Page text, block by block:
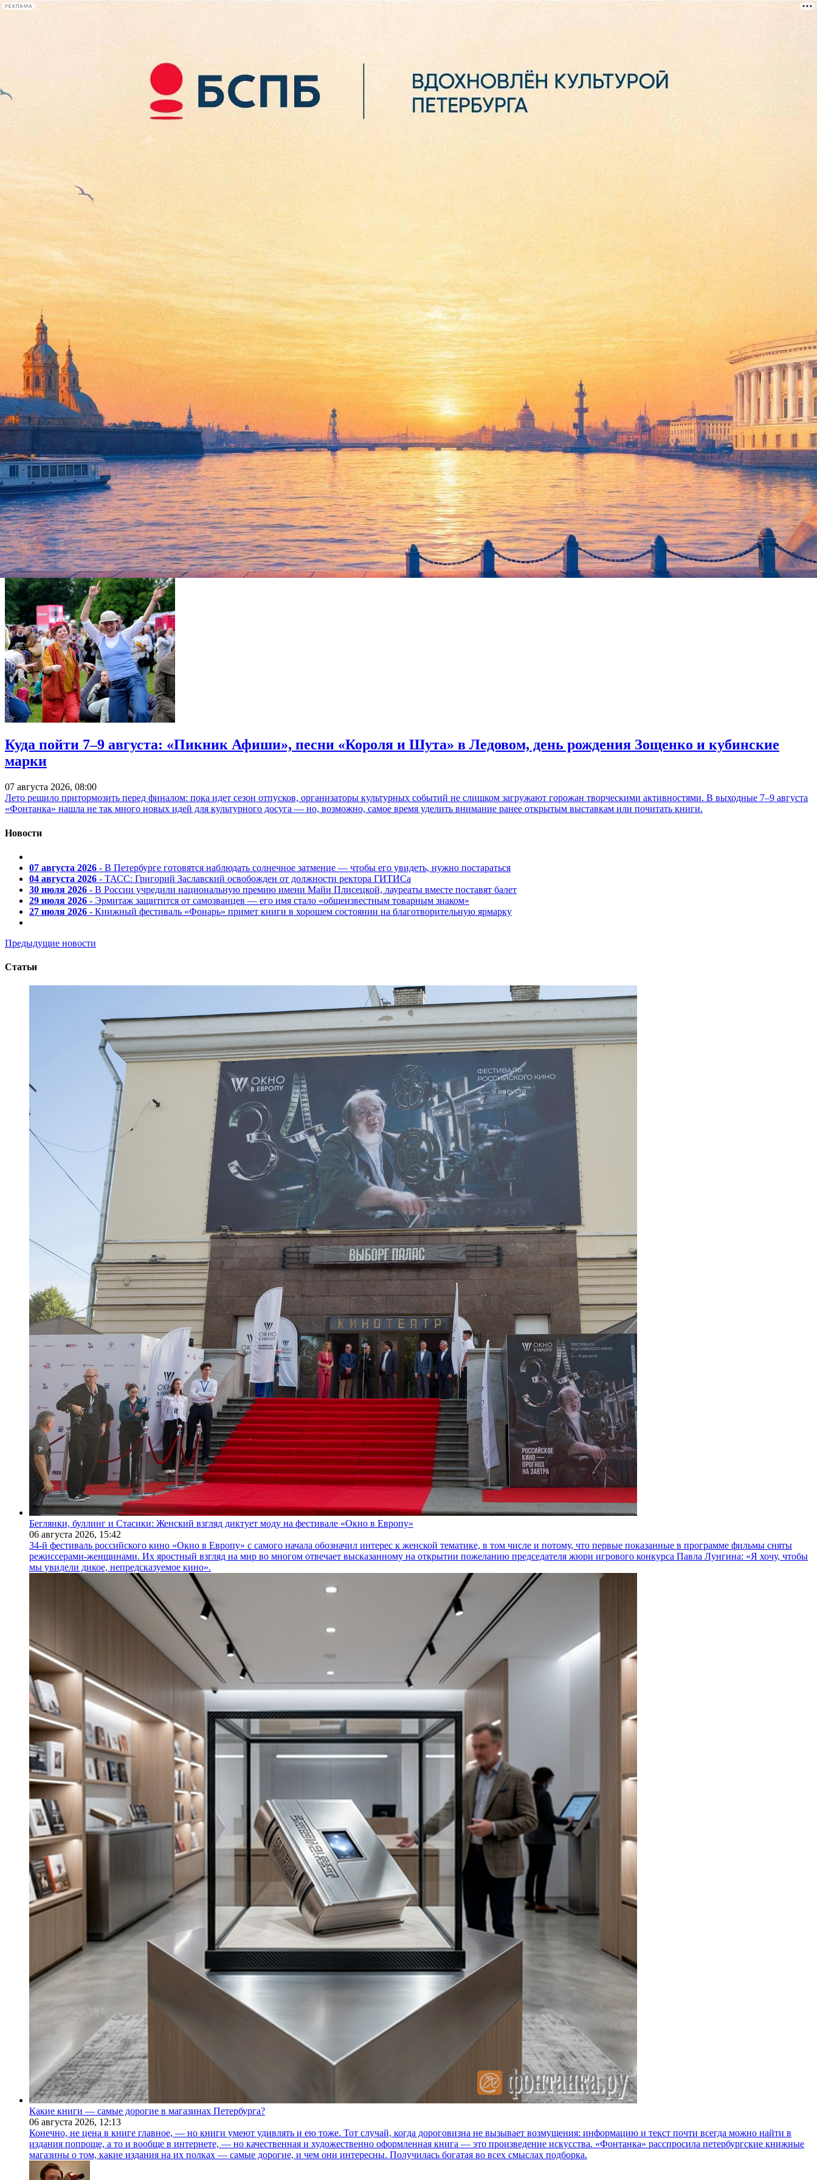
РЕКЛАМА
лекции
книги
Алиса Тима Бертона снимается в хорроре Гильермо дель Торо
08 июня 2013,
Австралийская актриса Миа Васиковска стала претенденткой на главную роль в фильме ужасов Гильермо дель Торо «Багровый пик» («Crimson Peak»), сообщается на сайте The Wrap.
Сейчас с актрисой ведутся переговоры. Если соглашение между сторонами будет достигнуто, Васиковска сыграет писательницу Эдит Кашинг, которая выясняет, что ее муж на самом деле
является не тем, за кого себя выдает. Ранее та же роль предлагалась Эмме Стоун, однако та предпочла «Багровому пику» другие проекты.
В фильме также снимутся Джессика Честейн и Бенедикт Камбербэтч — они исполнят роли сестры и брата главной героини. Кроме того, еще одного ключевого персонажа сыграет Чарли
Ханнэм.
Дель Торо является режиссером, соавтором сценария и одним из продюсеров «Багрового пика». К съемкам фильма кинематографист намеревается приступить в начале 2014 года.
Миа Васиковска получила широкую известность в 2010 году благодаря главной роли в фильме Тима Бертона «Алиса в стране чудес». Она также снималась в лентах «Джейн Эйр»
(подразумевается версия 2011 года), «Детки в порядке», «Таинственный Альберт Ноббс» и «Самый пьяный округ в мире». Недавно Васоковска также исполнила одну из ролей в новой
картине Джима Джармуша «Выживут только любовники» («Only Lovers Left Alive»). Премьера фильма состоялась в мае 2013 года на Каннском кинофестивале, где лента была показана в
рамках основного конкурса.
Источник:Лента.ру
Куда пойти 7–9 августа: «Пикник Афиши», песни «Короля и Шута» в Ледовом, день рождения Зощенко и кубинские
марки
07 августа 2026, 08:00
Лето решило притормозить перед финалом: пока идет сезон отпусков, организаторы культурных событий не слишком загружают горожан творческими активностями. В выходные 7–9 августа
«Фонтанка» нашла не так много новых идей для культурного досуга — но, возможно, самое время уделить внимание ранее открытым выставкам или почитать книги.
Новости
07 августа 2026 - В Петербурге готовятся наблюдать солнечное затмение — чтобы его увидеть, нужно постараться
04 августа 2026 - ТАСС: Григорий Заславский освобожден от должности ректора ГИТИСа
30 июля 2026 - В России учредили национальную премию имени Майи Плисецкой, лауреаты вместе поставят балет
29 июля 2026 - Эрмитаж защитится от самозванцев — его имя стало «общеизвестным товарным знаком»
27 июля 2026 - Книжный фестиваль «Фонарь» примет книги в хорошем состоянии на благотворительную ярмарку
Предыдущие новости
Статьи
Беглянки, буллинг и Стасики: Женский взгляд диктует моду на фестивале «Окно в Европу»
06 августа 2026, 15:42
34-й фестиваль российского кино «Окно в Европу» с самого начала обозначил интерес к женской тематике, в том числе и потому, что первые показанные в программе фильмы сняты
режиссерами-женщинами. Их яростный взгляд на мир во многом отвечает высказанному на открытии пожеланию председателя жюри игрового конкурса Павла Лунгина: «Я хочу, чтобы
мы увидели дикое, непредсказуемое кино».
Какие книги — самые дорогие в магазинах Петербурга?
06 августа 2026, 12:13
Конечно, не цена в книге главное, — но книги умеют удивлять и ею тоже. Тот случай, когда дороговизна не вызывает возмущения: информацию и текст почти всегда можно найти в
издания попроще, а то и вообще в интернете, — но качественная и художественно оформленная книга — это произведение искусства. «Фонтанка» расспросила петербургские книжные
магазины о том, какие издания на их полках — самые дорогие, и чем они интересны. Получилась богатая во всех смыслах подборка.